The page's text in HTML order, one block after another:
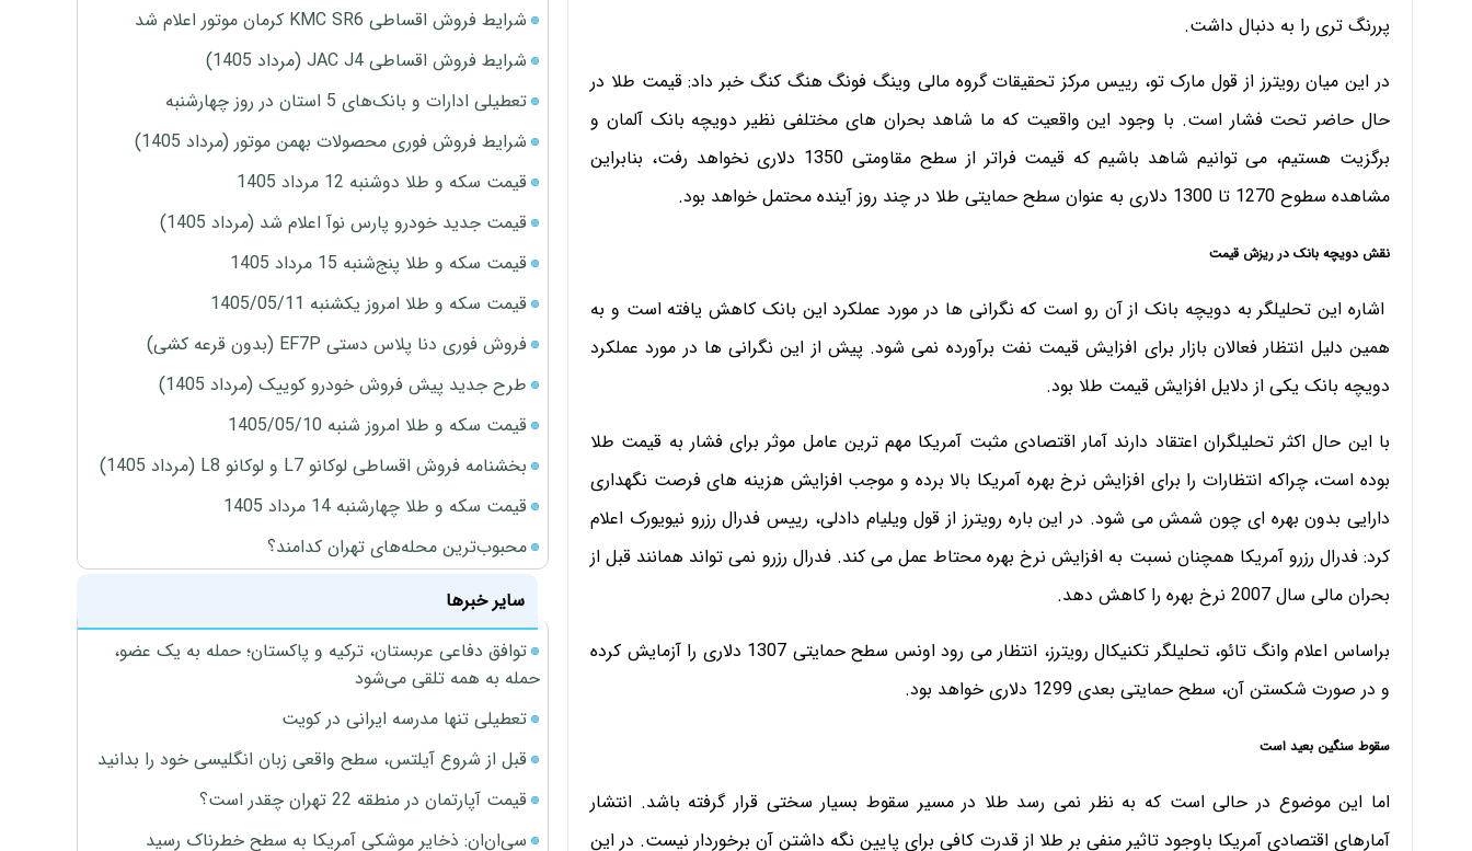
پررنگ تری را به دنبال داشت.
در این میان رویترز از قول مارک تو، رییس مرکز تحقیقات گروه مالی وینگ فونگ هنگ کنگ خبر داد: قیمت طلا در
حال حاضر تحت فشار است. با وجود این واقعیت که ما شاهد بحران های مختلفی نظیر دویچه بانک آلمان و
برگزیت هستیم، می توانیم شاهد باشیم که قیمت فراتر از سطح مقاومتی 1350 دلاری نخواهد رفت، بنابراین
مشاهده سطوح 1270 تا 1300 دلاری به عنوان سطح حمایتی طلا در چند روز آینده محتمل خواهد بود.
نقش دویچه بانک در ریزش قیمت
اشاره این تحلیلگر به دویچه بانک از آن رو است که نگرانی ها در مورد عملکرد این بانک کاهش یافته است و به
همین دلیل انتظار فعالان بازار برای افزایش قیمت نفت برآورده نمی شود. پیش از این نگرانی ها در مورد عملکرد
دویچه بانک یکی از دلایل افزایش قیمت طلا بود.
با این حال اکثر تحلیلگران اعتقاد دارند آمار اقتصادی مثبت آمریکا مهم ترین عامل موثر برای فشار به قیمت طلا
بوده است، چراکه انتظارات را برای افزایش نرخ بهره آمریکا بالا برده و موجب افزایش هزینه های فرصت نگهداری
دارایی بدون بهره ای چون شمش می شود. در این باره رویترز از قول ویلیام دادلی، رییس فدرال رزرو نیویورک اعلام
کرد: فدرال رزرو آمریکا همچنان نسبت به افزایش نرخ بهره محتاط عمل می کند. فدرال رزرو نمی تواند همانند قبل از
بحران مالی سال 2007 نرخ بهره را کاهش دهد.
براساس اعلام وانگ تائو، تحلیلگر تکنیکال رویترز، انتظار می رود اونس سطح حمایتی 1307 دلاری را آزمایش کرده
و در صورت شکستن آن، سطح حمایتی بعدی 1299 دلاری خواهد بود.
سقوط سنگین بعید است
اما این موضوع در حالی است که به نظر نمی رسد طلا در مسیر سقوط بسیار سختی قرار گرفته باشد. انتشار
آمارهای اقتصادی آمریکا باوجود تاثیر منفی بر طلا از قدرت کافی برای پایین نگه داشتن آن برخوردار نیست. در این
شرایط فروش اقساطی KMC SR6 کرمان موتور اعلام شد
شرایط فروش اقساطی JAC J4 (مرداد 1405)
تعطیلی ادارات و بانک‌های 5 استان در روز چهارشنبه
شرایط فروش فوری محصولات بهمن موتور (مرداد 1405)
قیمت سکه و طلا دوشنبه 12 مرداد 1405
قیمت جدید خودرو پارس نوآ اعلام شد (مرداد 1405)
قیمت سکه و طلا پنج‌شنبه 15 مرداد 1405
قیمت سکه و طلا امروز یکشنبه 1405/05/11
فروش فوری دنا پلاس دستی EF7P (بدون قرعه کشی)
طرح جدید پیش فروش خودرو کوییک (مرداد 1405)
قیمت سکه و طلا امروز شنبه 1405/05/10
بخشنامه فروش اقساطی لوکانو L7 و لوکانو L8 (مرداد 1405)
قیمت سکه و طلا چهارشنبه 14 مرداد 1405
محبوب‌ترین محله‌های تهران کدامند؟
سایر خبرها
توافق دفاعی عربستان، ترکیه و پاکستان؛ حمله به یک عضو،
حمله به همه تلقی می‌شود
تعطیلی تنها مدرسه ایرانی در کویت
قبل از شروع آیلتس، سطح واقعی زبان انگلیسی خود را بدانید
قیمت آپارتمان در منطقه 22 تهران چقدر است؟
سی‌ان‌ان: ذخایر موشکی آمریکا به سطح خطرناک رسید